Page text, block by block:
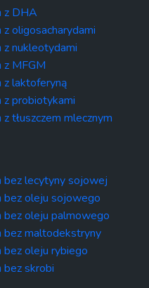
z DHA
oligosacharydami
nukleotydami
z MFGM
z laktoferyną
z probiotykami
tłuszczem mlecznym
bez lecytyny sojowej
bez oleju sojowego
bez oleju palmowego
bez maltodekstryny
bez oleju rybiego
bez skrobi